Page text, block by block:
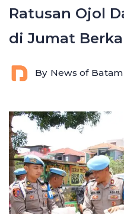
Ratusan Ojol
di Jumat
By News of Batam